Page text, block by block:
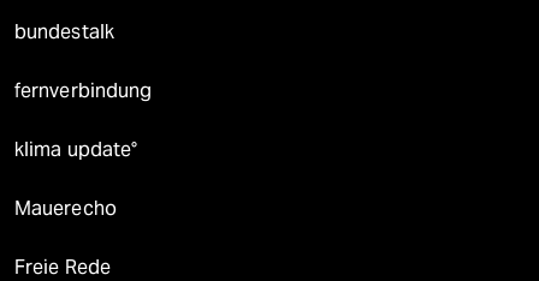
bundestalk
fernverbindung
klima update°
Mauerecho
Freie Rede